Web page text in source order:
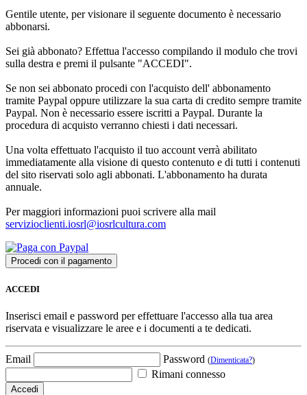
Gentile utente, per visionare il seguente documento è necessario
abbonarsi.
Sei già abbonato? Effettua l'accesso compilando il modulo che trovi
sulla destra e premi il pulsante "ACCEDI".
Se non sei abbonato procedi con l'acquisto dell' abbonamento
tramite Paypal oppure utilizzare la sua carta di credito sempre tramite
Paypal. Non è necessario essere iscritti a Paypal. Durante la
procedura di acquisto verranno chiesti i dati necessari.
Una volta effettuato l'acquisto il tuo account verrà abilitato
immediatamente alla visione di questo contenuto e di tutti i contenuti
del sito riservati solo agli abbonati. L'abbonamento ha durata
annuale.
Per maggiori informazioni puoi scrivere alla mail
servizioclienti.iosrl@iosrlcultura.com
ACCEDI
Inserisci email e password per effettuare l'accesso alla tua area
riservata e visualizzare le aree e i documenti a te dedicati.
Email Password (Dimenticata?)
Rimani connesso